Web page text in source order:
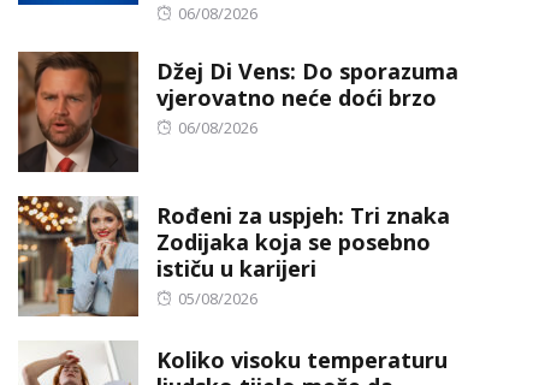
Posted
06/08/2026
Džej Di Vens: Do sporazuma
vjerovatno neće doći brzo
Posted
06/08/2026
Rođeni za uspjeh: Tri znaka
Zodijaka koja se posebno
ističu u karijeri
Posted
05/08/2026
Koliko visoku temperaturu